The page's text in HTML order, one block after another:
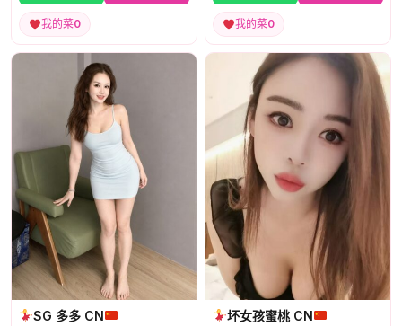
我的菜0 我的菜0
SG 多多 CN 坏女孩蜜桃 CN